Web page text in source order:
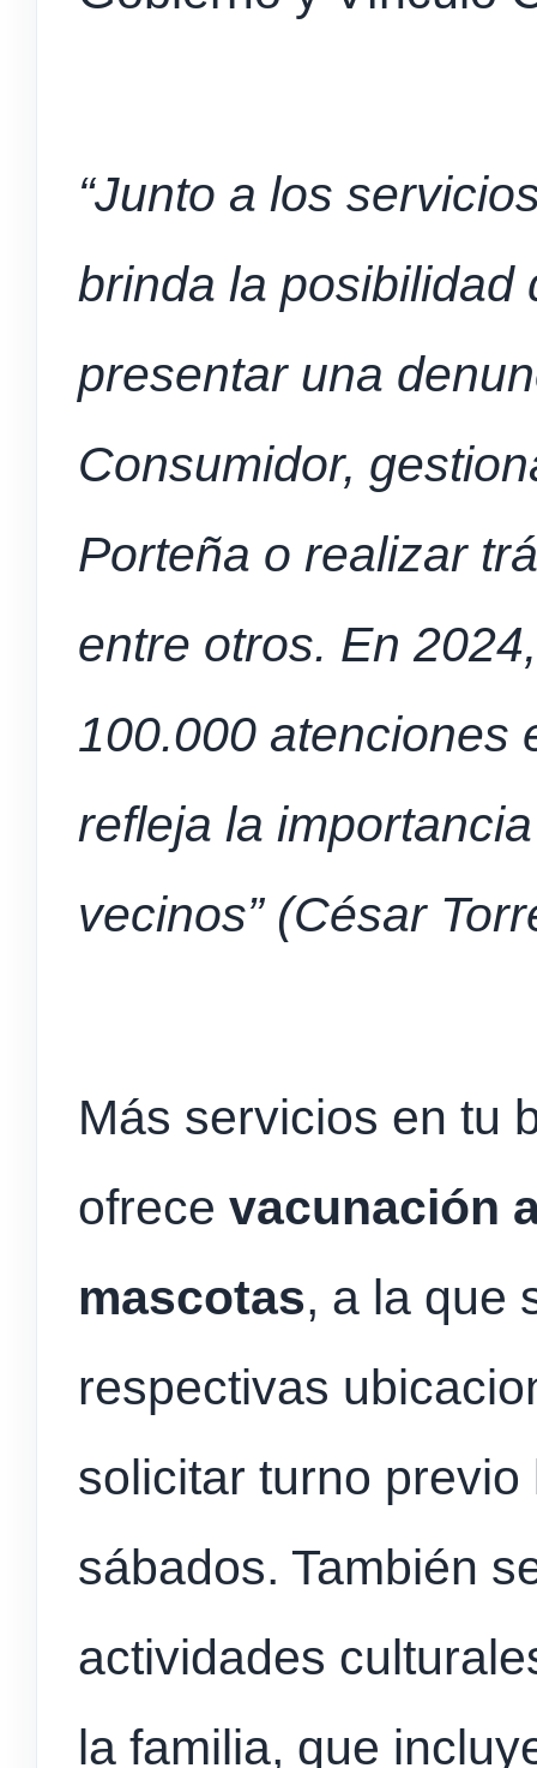
“Junto a los
brinda la posibilidad
presentar una
Consumidor,
Porteña o realizar
entre otros. En
100.000 atenciones
refleja la
vecinos” (César
Más servicios en tu
ofrece vacunación
mascotas, a la que
respectivas
solicitar turno
sábados. También
actividades
la familia, que